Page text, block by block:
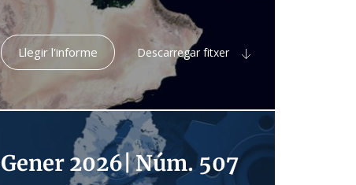
Llegir l'informe Descarregar fitxer
Gener 2026|Núm. 507